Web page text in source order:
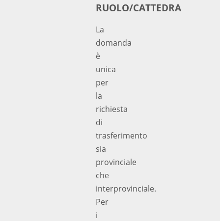
RUOLO/CATTEDRA
La
domanda
è
unica
per
la
richiesta
di
trasferimento
sia
provinciale
che
interprovinciale.
Per
i